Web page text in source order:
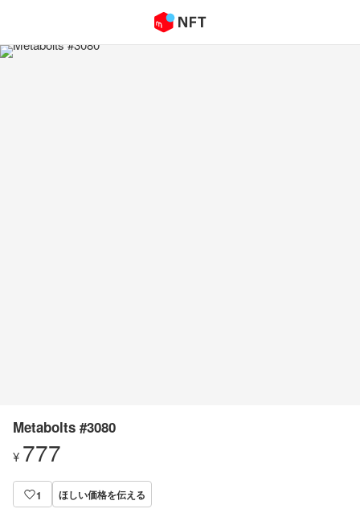
Metabolts #3080
¥ 777
1 ほしい価格を伝える